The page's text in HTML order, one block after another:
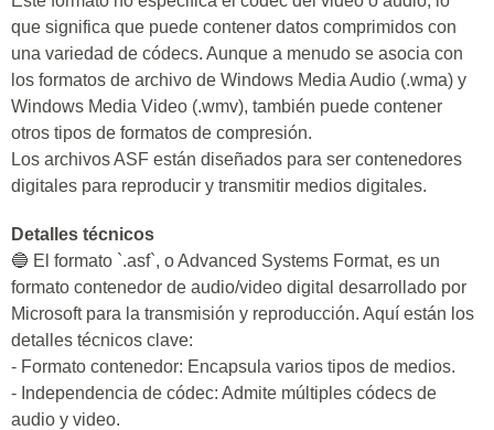
que significa que puede contener datos comprimidos con
una variedad de códecs. Aunque a menudo se asocia con
los formatos de archivo de Windows Media Audio (.wma) y
Windows Media Video (.wmv), también puede contener
otros tipos de formatos de compresión.
Los archivos ASF están diseñados para ser contenedores
digitales para reproducir y transmitir medios digitales.
Detalles técnicos
🔵 El formato `.asf`, o Advanced Systems Format, es un
formato contenedor de audio/video digital desarrollado por
Microsoft para la transmisión y reproducción. Aquí están los
detalles técnicos clave:
- Formato contenedor: Encapsula varios tipos de medios.
- Independencia de códec: Admite múltiples códecs de
audio y video.